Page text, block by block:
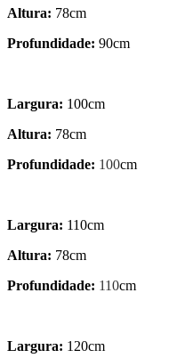
Altura: 78cm
Profundidade: 90cm
Largura: 100cm
Altura: 78cm
Profundidade: 100cm
Largura: 110cm
Altura: 78cm
Profundidade: 110cm
Largura: 120cm